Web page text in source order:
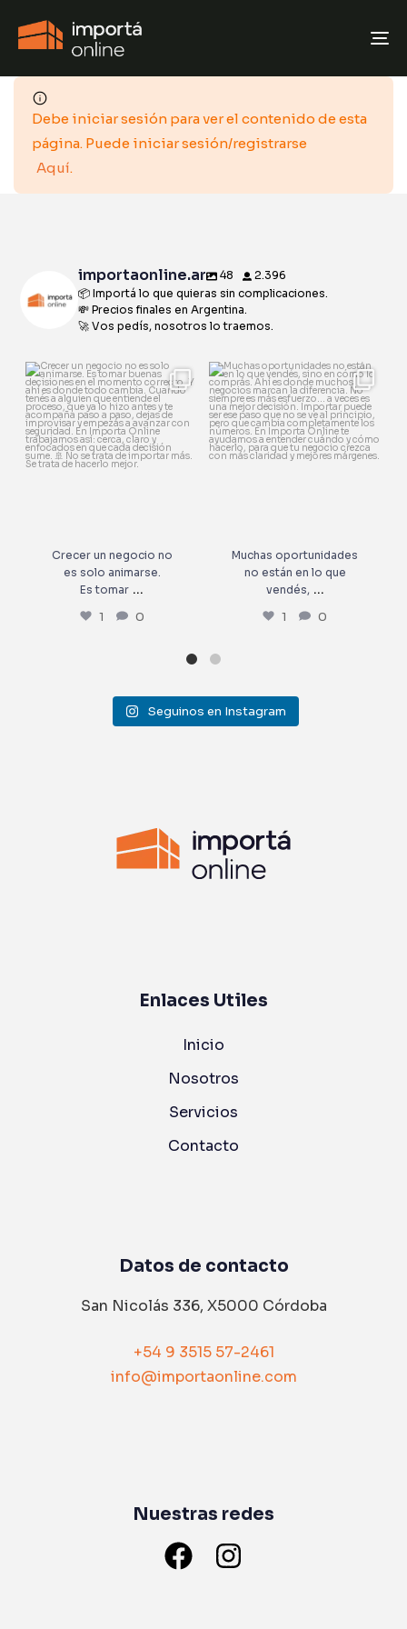
Debe iniciar sesión para ver el contenido de esta
página. Puede iniciar sesión/registrarse
Aquí.
importaonline.ar 48
2.396
📦 Importá lo que quieras sin complicaciones.
💸 Precios finales en Argentina.
🚀 Vos pedís, nosotros lo traemos.
Crecer un negocio no es solo
animarse.
Es tomar...
1 0
Crecer un negocio no
es solo animarse.
Es tomar ...
1 0
Muchas oportunidades no
están en lo que vendés,...
1 0
Muchas oportunidades
no están en lo que
vendés, ...
1 0
Seguinos en Instagram
Enlaces Utiles
Inicio
Nosotros
Servicios
Contacto
Datos de contacto
San Nicolás 336, X5000 Córdoba
+54 9 3515 57-2461
info@importaonline.com
Nuestras redes